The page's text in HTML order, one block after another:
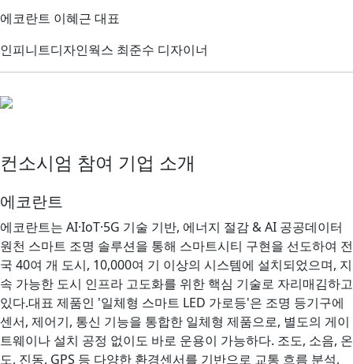
에코란트 이혜근 대표
인피니트디자인웍스 최준수 디자이너
컨소시엄 참여 기업 소개
에코란트
에코란트는 AI·IoT·5G 기술 기반, 에너지 절감 & AI 공공데이터
원천 스마트 조명 솔루션을 통해 스마트시티 구현을 선도하여 전
국 40여 개 도시, 10,000여 기 이상의 시스템에 설치되었으며, 지
속 가능한 도시 인프라 고도화를 위한 핵심 기술로 자리매김하고
있다.대표 제품인 '일체형 스마트 LED 가로등'은 조명 등기구에
센서, 제어기, 통신 기능을 통합한 일체형 제품으로, 별도의 게이
트웨이나 설치 공정 없이도 바로 운용이 가능하다. 조도, 소음, 온
도, 진동, GPS 등 다양한 환경센서를 기반으로 교통 흐름 분석,